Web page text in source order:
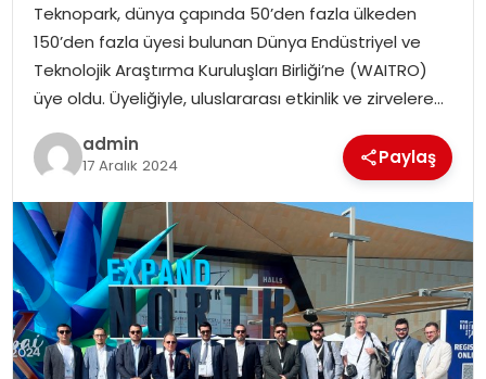
MAGAZIN
DÜNYA
OTOMOBIL
Teknopark, dünya çapında 50’den fazla ülkeden
150’den fazla üyesi bulunan Dünya Endüstriyel ve
Teknolojik Araştırma Kuruluşları Birliği’ne (WAITRO)
üye oldu. Üyeliğiyle, uluslararası etkinlik ve zirvelere…
admin
17 Aralık 2024 Paylaş